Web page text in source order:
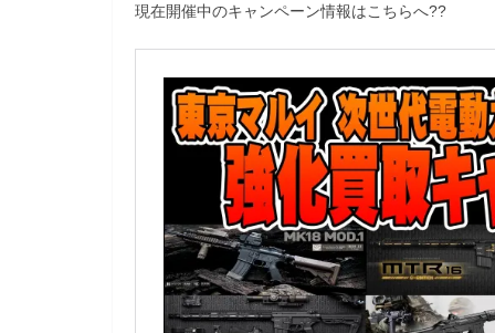
現在開催中のキャンペーン情報はこちらへ??